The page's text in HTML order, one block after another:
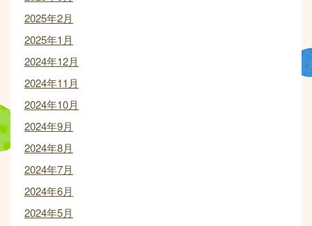
2025年2月
2025年1月
2024年12月
2024年11月
2024年10月
2024年9月
2024年8月
2024年7月
2024年6月
2024年5月